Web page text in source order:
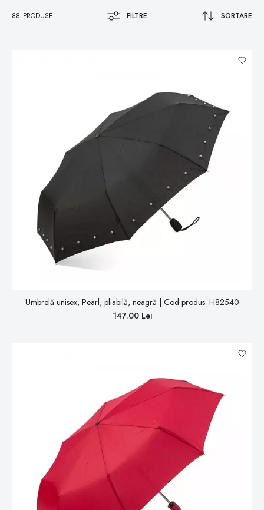
88 PRODUSE FILTRE SORTARE
Umbrelă unisex, Pearl, pliabilă, neagră | Cod produs: H82540
147.00 Lei